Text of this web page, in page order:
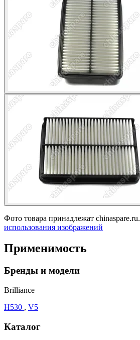
Фото товара принадлежат chinaspare.ru.
использования изображений
Применимость
Бренды и модели
Brilliance
H530 , V5
Каталог